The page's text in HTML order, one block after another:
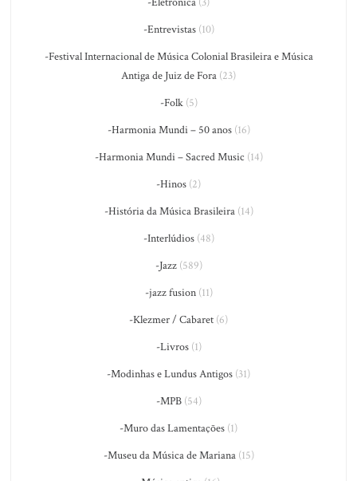
-Entrevistas(10)
-Festival Internacional de Música Colonial Brasileira e Música
Antiga de Juiz de Fora (23)
-Folk(5)
-Harmonia Mundi – 50 anos(16)
-Harmonia Mundi – Sacred Music (14)
-Hinos (2)
-História da Música Brasileira(14)
-Interlúdios(48)
-Jazz(589)
-jazz fusion(11)
-Klezmer / Cabaret (6)
-Livros(1)
-Modinhas e Lundus Antigos (31)
-MPB(54)
-Muro das Lamentações (1)
-Museu da Música de Mariana(15)